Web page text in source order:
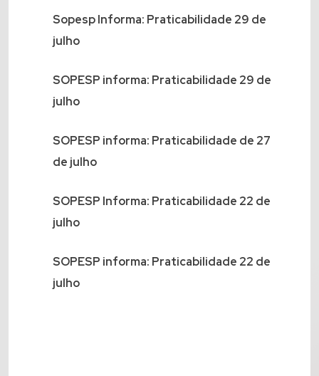
Sopesp Informa: Praticabilidade 29 de
julho
SOPESP informa: Praticabilidade 29 de
julho
SOPESP informa: Praticabilidade de 27
de julho
SOPESP Informa: Praticabilidade 22 de
julho
SOPESP informa: Praticabilidade 22 de
julho